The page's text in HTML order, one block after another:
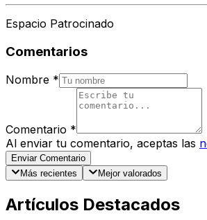
Espacio Patrocinado
Comentarios
Nombre *
Comentario *
Al enviar tu comentario, aceptas las
Enviar Comentario
Más recientes
Mejor valorados
Artículos Destacados